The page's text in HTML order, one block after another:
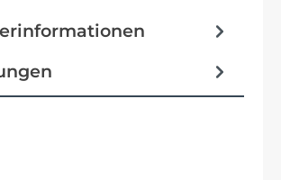
Energizer Plus Per. GreenGuard
Schutzbleche
SKS A55K 55mm black matt